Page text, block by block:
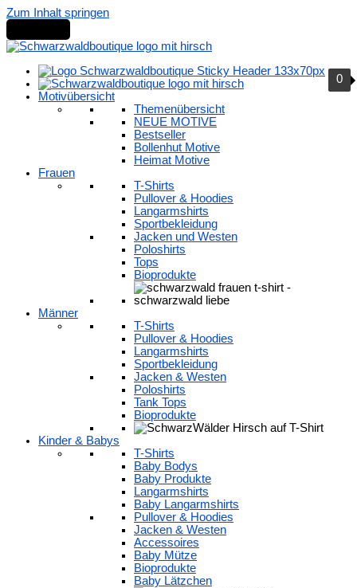
Zum Inhalt springen
0
Motivübersicht
Themenübersicht
NEUE MOTIVE
Bestseller
Bollenhut Motive
Heimat Motive
Frauen
T-Shirts
Pullover & Hoodies
Langarmshirts
Sportbekleidung
Jacken und Westen
Poloshirts
Tops
Bioprodukte
Männer
T-Shirts
Pullover & Hoodies
Langarmshirts
Sportbekleidung
Jacken & Westen
Poloshirts
Tank Tops
Bioprodukte
Kinder & Babys
T-Shirts
Baby Bodys
Baby Produkte
Langarmshirts
Baby Langarmshirts
Pullover & Hoodies
Jacken & Westen
Accessoires
Baby Mütze
Bioprodukte
Baby Lätzchen